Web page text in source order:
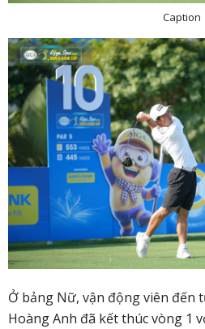
Caption
Ở bảng Nữ, vận động viên đến
Hoàng Anh đã kết thúc vòng 1